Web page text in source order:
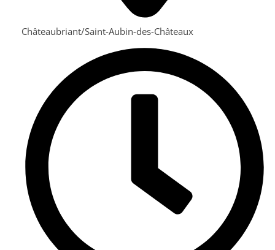
Châteaubriant/Saint-Aubin-des-Châteaux